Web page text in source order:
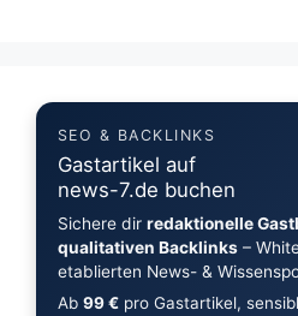
SEO & BACKLINKS
Gastartikel auf
news-7.de buchen
Sichere dir redaktionelle
qualitativen Backlinks–
etablierten News- &
Ab 99 €pro Gastartikel,